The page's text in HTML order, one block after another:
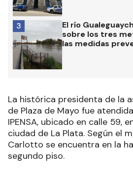
El río
sobre los tres
las medidas
3
La histórica presidenta de la
de Plaza de Mayo fue
IPENSA, ubicado en calle 59,
ciudad de La Plata. Según el
Carlotto se encuentra en la
segundo piso.